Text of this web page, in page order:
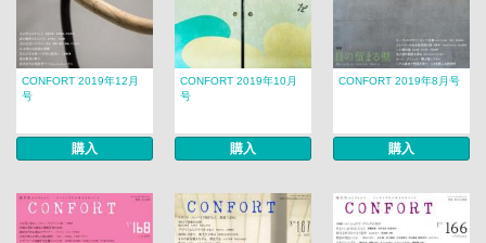
CONFORT 2019年12月
号
購入
CONFORT 2019年10月
号
購入
CONFORT 2019年8月号
購入